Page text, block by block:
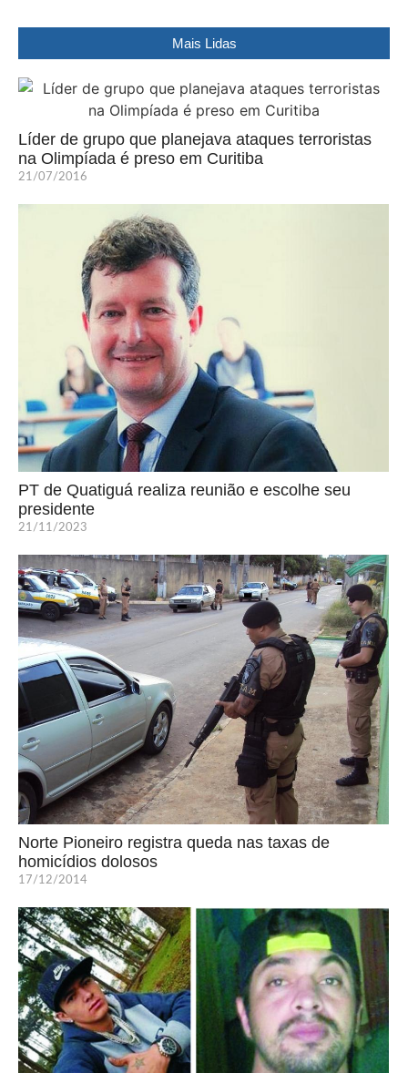
Mais Lidas
Líder de grupo que planejava ataques terroristas
na Olimpíada é preso em Curitiba
21/07/2016
PT de Quatiguá realiza reunião e escolhe seu
presidente
21/11/2023
Norte Pioneiro registra queda nas taxas de
homicídios dolosos
17/12/2014